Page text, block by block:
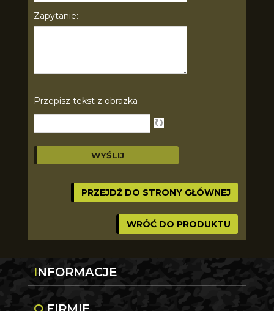
Zapytanie:
Przepisz tekst z obrazka
PRZEJDŹ DO STRONY GŁÓWNEJ
WRÓĆ DO PRODUKTU
INFORMACJE